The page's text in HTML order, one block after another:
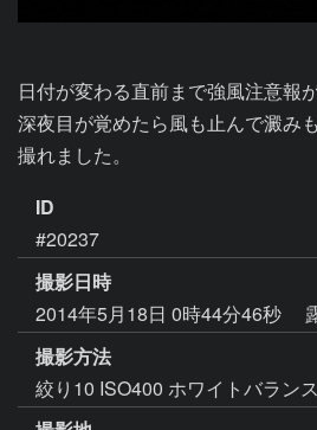
日付が変わる直前まで強風注意報
深夜目が覚めたら風も止んで澱み
撮れました。
ID
#20237
撮影日時
2014年5月18日 0時44分46秒
撮影方法
絞り10 ISO400 ホワイトバラン